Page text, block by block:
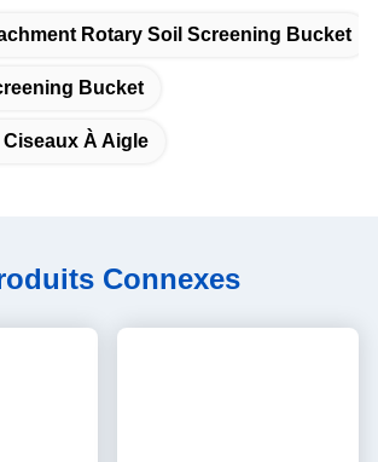
Rotary Soil Screening Bucket
Bucket
À Aigle
Connexes